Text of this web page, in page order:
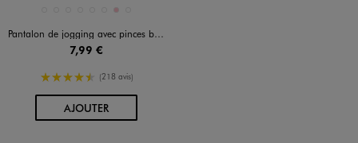
Disponible en 8 coloris
Pantalon de jogging avec pinces bébé fille
7,99 €
4.5/5 de moyenne
(218 avis)
AJOUTERAU PANIER